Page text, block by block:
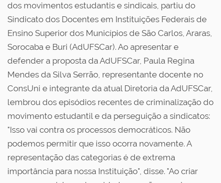
dos movimentos estudantis e sindicais, partiu do
Sindicato dos Docentes em Instituições Federais de
Ensino Superior dos Municípios de São Carlos, Araras,
Sorocaba e Buri (AdUFSCar). Ao apresentar e
defender a proposta da AdUFSCar, Paula Regina
Mendes da Silva Serrão, representante docente no
ConsUni e integrante da atual Diretoria da AdUFSCar,
lembrou dos episódios recentes de criminalização do
movimento estudantil e da perseguição a sindicatos:
"Isso vai contra os processos democráticos. Não
podemos permitir que isso ocorra novamente. A
representação das categorias é de extrema
importância para nossa Instituição", disse. "Ao criar